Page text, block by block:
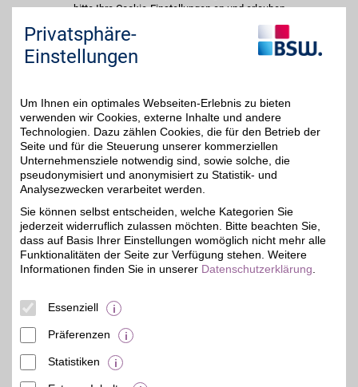
bitte Ihre Cookie-Einstellungen an und erlauben
Sie "Externe Inhalte". Diese Auswahl können Sie
jederzeit über die Cookie-Einstellungen im
unteren Seitenbereich ändern.
Adresse
Rackwitzer Str. 20-22
04347 Leipzig
Filialen in der Nähe
Privatsphäre-
Einstellungen
Um Ihnen ein optimales Webseiten-Erlebnis zu bieten
verwenden wir Cookies, externe Inhalte und andere
Technologien. Dazu zählen Cookies, die für den Betrieb der
Seite und für die Steuerung unserer kommerziellen
Unternehmensziele notwendig sind, sowie solche, die
pseudonymisiert und anonymisiert zu Statistik- und
Analysezwecken verarbeitet werden.
Sie können selbst entscheiden, welche Kategorien Sie
jederzeit widerruflich zulassen möchten. Bitte beachten Sie,
dass auf Basis Ihrer Einstellungen womöglich nicht mehr alle
Funktionalitäten der Seite zur Verfügung stehen. Weitere
Informationen finden Sie in unserer Datenschutzerklärung
Essenziell
Präferenzen
Statistiken